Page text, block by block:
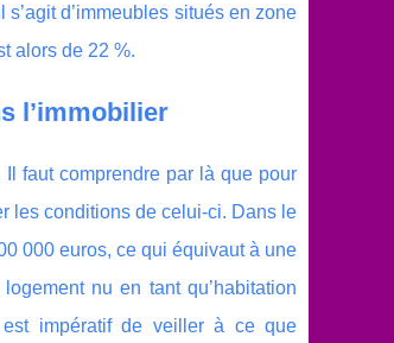
d’immeubles situés en zone
alors de 22 %.
l’immobilier
faut comprendre par là que pour
les conditions de celui-ci. Dans le
000 euros, ce qui équivaut à une
nu en tant qu’habitation
impératif de veiller à ce que